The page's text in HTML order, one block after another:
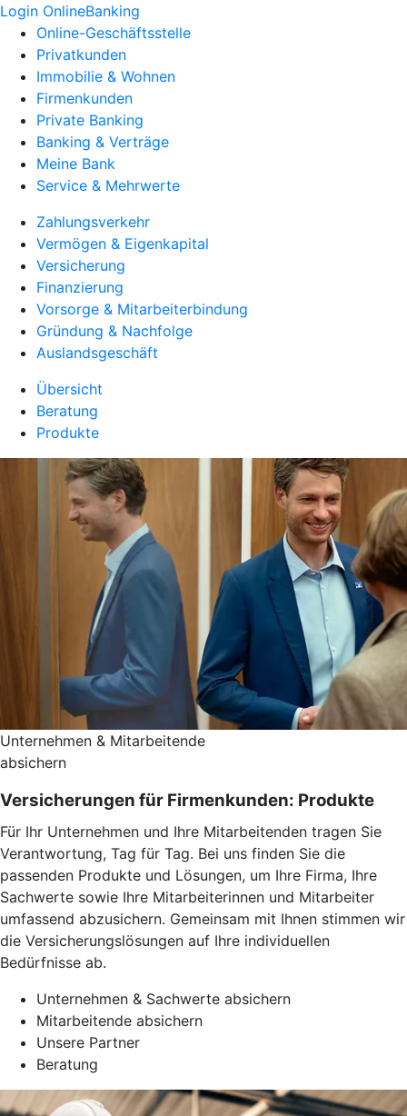
Login OnlineBanking
Online-Geschäftsstelle
Privatkunden
Immobilie & Wohnen
Firmenkunden
Private Banking
Banking & Verträge
Meine Bank
Service & Mehrwerte
Zahlungsverkehr
Vermögen & Eigenkapital
Versicherung
Finanzierung
Vorsorge & Mitarbeiterbindung
Gründung & Nachfolge
Auslandsgeschäft
Übersicht
Beratung
Produkte
Unternehmen & Mitarbeitende
absichern
Versicherungen für Firmenkunden: Produkte
Für Ihr Unternehmen und Ihre Mitarbeitenden tragen Sie
Verantwortung, Tag für Tag. Bei uns finden Sie die
passenden Produkte und Lösungen, um Ihre Firma, Ihre
Sachwerte sowie Ihre Mitarbeiterinnen und Mitarbeiter
umfassend abzusichern. Gemeinsam mit Ihnen stimmen wir
die Versicherungslösungen auf Ihre individuellen
Bedürfnisse ab.
Unternehmen & Sachwerte absichern
Mitarbeitende absichern
Unsere Partner
Beratung